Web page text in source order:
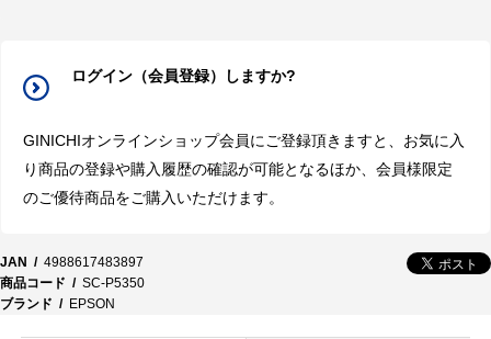
ログイン（会員登録）しますか?
GINICHIオンラインショップ会員にご登録頂きますと、お気に入
り商品の登録や購入履歴の確認が可能となるほか、会員様限定
のご優待商品をご購入いただけます。
JAN
4988617483897
商品コード
SC-P5350
ブランド
EPSON